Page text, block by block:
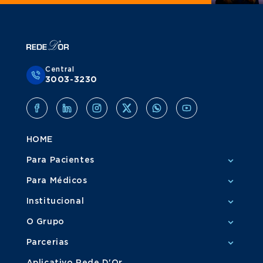
Central
3003-3230
HOME
Para Pacientes
Para Médicos
Institucional
O Grupo
Parcerias